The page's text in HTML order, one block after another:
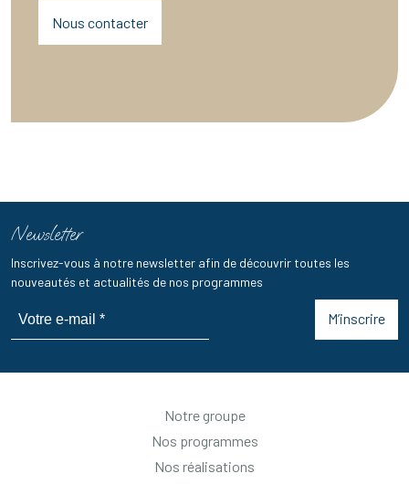
Nous contacter
Newsletter
Inscrivez-vous à notre newsletter afin de découvrir toutes les
nouveautés et actualités de nos programmes
M’inscrire
Notre groupe
Nos programmes
Nos réalisations